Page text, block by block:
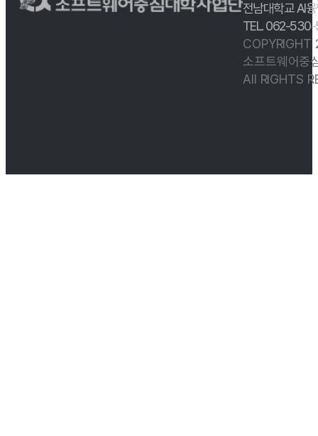
전남대학교 AI
TEL. 062-
COPYRIGHT
소프트웨어중
All RIGHTS